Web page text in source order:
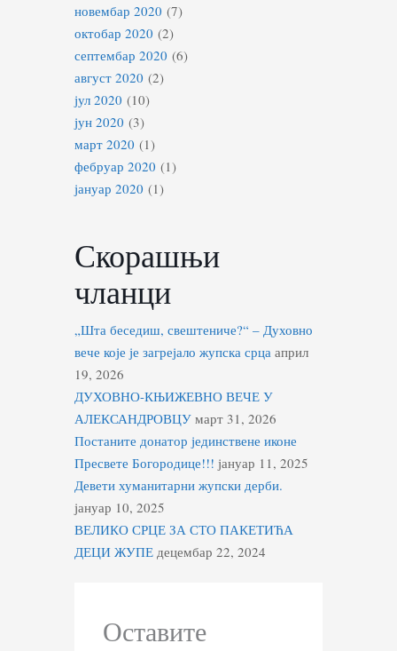
новембар 2020 (7)
октобар 2020 (2)
септембар 2020 (6)
август 2020 (2)
јул 2020 (10)
јун 2020 (3)
март 2020 (1)
фебруар 2020 (1)
јануар 2020 (1)
Скорашњи
чланци
„Шта беседиш, свештениче?“ – Духовно
вече које је загрејало жупска срца април
19, 2026
ДУХОВНО-КЊИЖЕВНО ВЕЧЕ У
АЛЕКСАНДРОВЦУ март 31, 2026
Постаните донатор јединствене иконе
Пресвете Богородице!!! јануар 11, 2025
Девети хуманитарни жупски дерби.
јануар 10, 2025
ВЕЛИКО СРЦЕ ЗА СТО ПАКЕТИЋА
ДЕЦИ ЖУПЕ децембар 22, 2024
Оставите